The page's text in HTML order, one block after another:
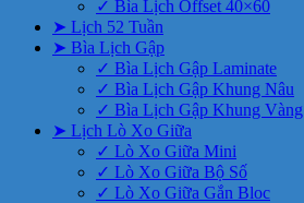
✓ Bìa Lịch Offset 40×60
➤ Lịch 52 Tuần
➤ Bìa Lịch Gập
✓ Bìa Lịch Gập Laminate
✓ Bìa Lịch Gập Khung Nâu
✓ Bìa Lịch Gập Khung Vàng
➤ Lịch Lò Xo Giữa
✓ Lò Xo Giữa Mini
✓ Lò Xo Giữa Bộ Số
✓ Lò Xo Giữa Gắn Bloc